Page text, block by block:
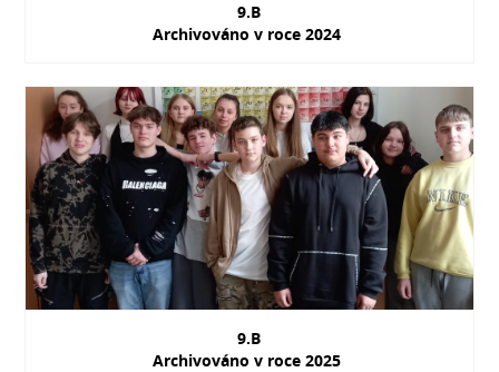
9.B
Archivováno v roce 2024
9.B
Archivováno v roce 2025